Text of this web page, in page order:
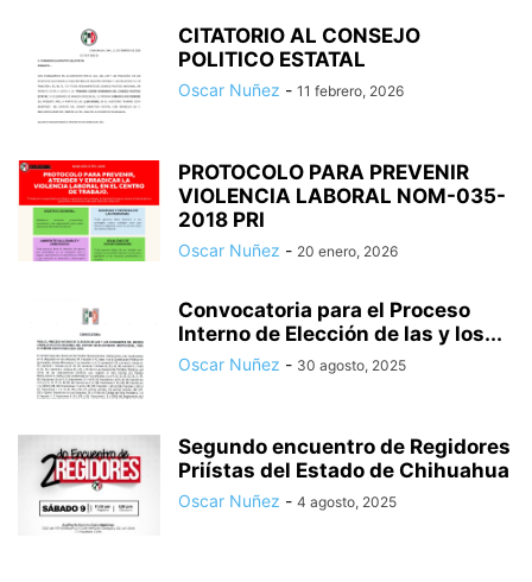
CITATORIO AL CONSEJO
POLITICO ESTATAL
Oscar Nuñez - 11 febrero, 2026
PROTOCOLO PARA PREVENIR
VIOLENCIA LABORAL NOM-035-
2018 PRI
Oscar Nuñez - 20 enero, 2026
Convocatoria para el Proceso
Interno de Elección de las y los...
Oscar Nuñez - 30 agosto, 2025
Segundo encuentro de Regidores
Priístas del Estado de Chihuahua
Oscar Nuñez - 4 agosto, 2025